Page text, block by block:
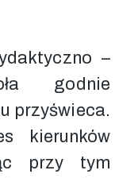
–
godnie
przyświeca.
kierunków
przy tym